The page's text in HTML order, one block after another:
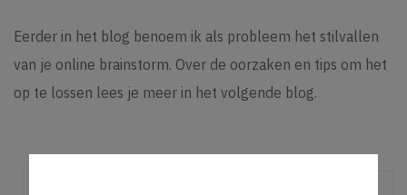
Eerder in het blog benoem ik als probleem het stilvallen
van je online brainstorm. Over de oorzaken en tips om het
op te lossen lees je meer in het volgende blog.